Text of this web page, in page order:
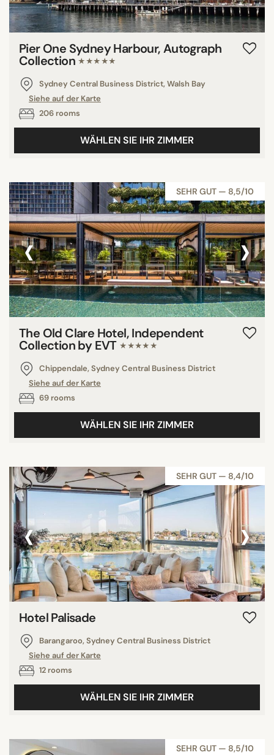
Pier One Sydney Harbour, Autograph
Collection★★★★★
Sydney Central Business District, Walsh Bay
Siehe auf der Karte
206 rooms
WÄHLEN SIE IHR ZIMMER
SEHR GUT — 8,5/10
‹ ›
The Old Clare Hotel, Independent
Collection by EVT ★★★★★
Chippendale, Sydney Central Business District
Siehe auf der Karte
69 rooms
WÄHLEN SIE IHR ZIMMER
SEHR GUT — 8,4/10
‹ ›
Hotel Palisade
Barangaroo, Sydney Central Business District
Siehe auf der Karte
12 rooms
WÄHLEN SIE IHR ZIMMER
SEHR GUT — 8,5/10